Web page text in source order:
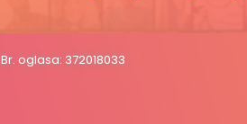
Br. oglasa: 372018033